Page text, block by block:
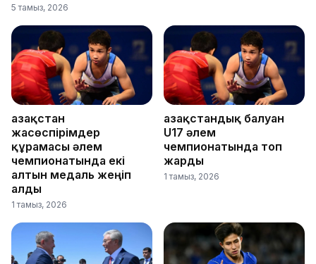
5 тамыз, 2026
Қазақстан
жасөспірімдер
құрамасы әлем
чемпионатында екі
алтын медаль жеңіп
алды
1 тамыз, 2026
Қазақстандық балуан
U17 әлем
чемпионатында топ
жарды
1 тамыз, 2026